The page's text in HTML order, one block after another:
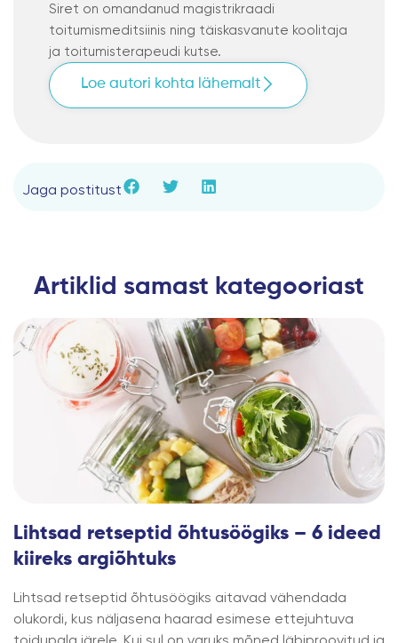
Siret on omandanud magistrikraadi
toitumismeditsiinis ning täiskasvanute koolitaja
ja toitumisterapeudi kutse.
Loe autori kohta lähemalt
Jaga postitust
Artiklid samast kategooriast
Lihtsad retseptid õhtusöögiks – 6 ideed
kiireks argiõhtuks
Lihtsad retseptid õhtusöögiks aitavad vähendada
olukordi, kus näljasena haarad esimese ettejuhtuva